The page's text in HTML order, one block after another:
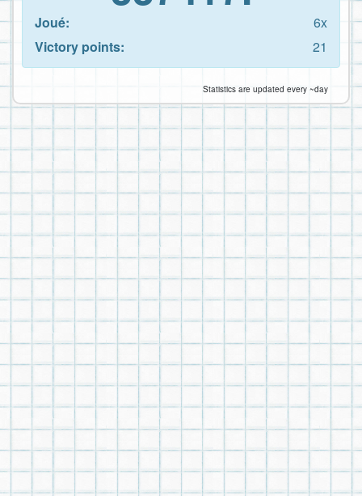
Joué:
6x
Victory points:
21
Statistics are updated every ~day